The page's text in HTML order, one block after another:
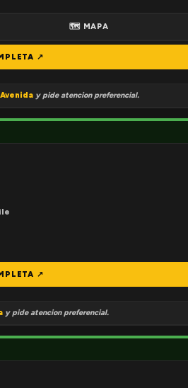
🗺 MAPA
↗
y pide atencion preferencial.
↗
y pide atencion preferencial.